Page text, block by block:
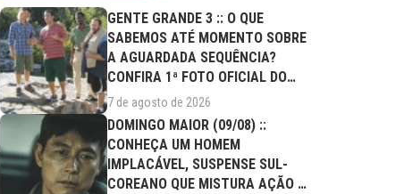
GENTE GRANDE 3 :: O QUE
SABEMOS ATÉ MOMENTO SOBRE
A AGUARDADA SEQUÊNCIA?
CONFIRA 1ª FOTO OFICIAL DO
ELENCO!
7 de agosto de 2026
DOMINGO MAIOR (09/08) ::
CONHEÇA UM HOMEM
IMPLACÁVEL, SUSPENSE SUL-
COREANO QUE MISTURA AÇÃO E